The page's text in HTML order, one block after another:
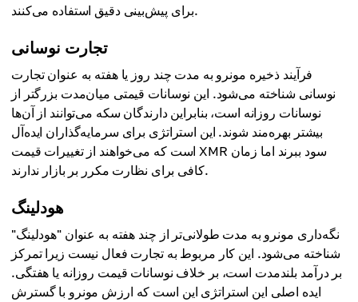
برای پیش‌بینی دقیق استفاده می‌کنند.
تجارت نوسانی
فرآیند ذخیره مونرو به مدت چند روز یا هفته به عنوان تجارت
نوسانی شناخته می‌شود. این نوسانات قیمتی میان‌مدت بزرگتر از
نوسانات روزانه است، بنابراین دارندگان سکه می‌توانند از آن‌ها
بیشتر بهره‌مند شوند. این استراتژی برای سرمایه‌گذاران ایده‌آل
است که می‌خواهند از تغییرات قیمت XMR سود ببرند اما زمان
کافی برای نظارت مکرر بر بازار ندارند.
هودلینگ
نگه‌داری مونرو به مدت طولانی‌تر از چند هفته به عنوان "هودلینگ"
شناخته می‌شود. این کار مربوط به تجارت فعال نیست زیرا تمرکز
بر درآمد بلندمدت است، بر خلاف نوسانات قیمت روزانه یا هفتگی.
ایده اصلی این استراتژی این است که ارزش مونرو با گسترش